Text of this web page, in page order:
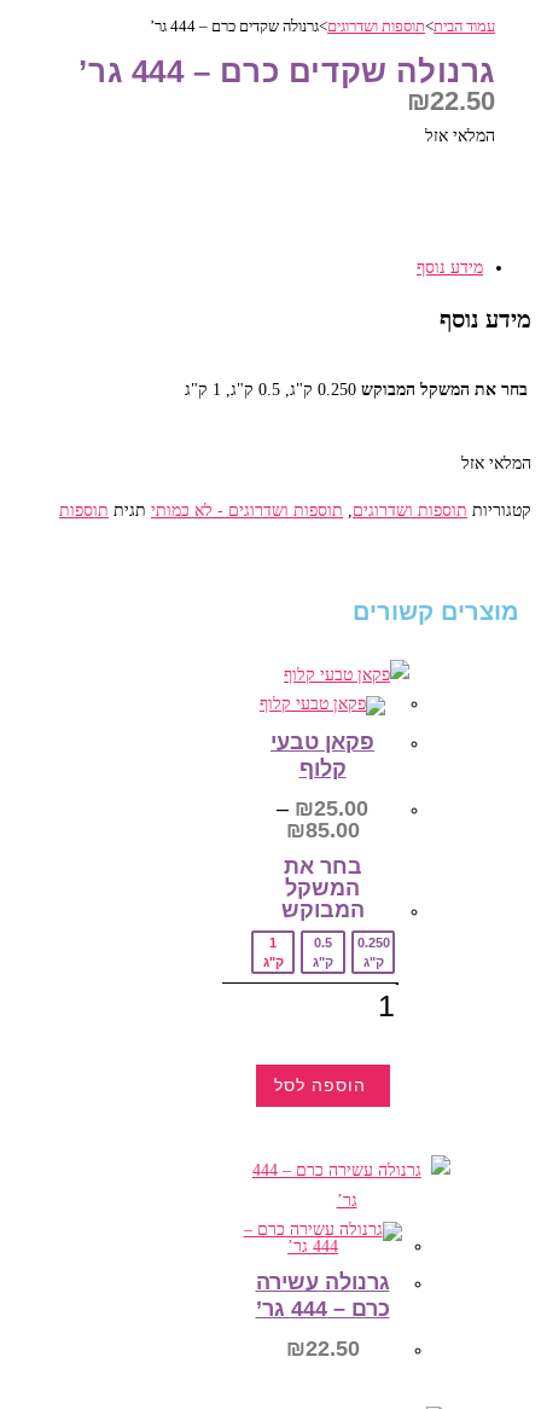
עמוד הבית>תוספות ושדרוגים>גרנולה שקדים כרם – 444 גר’
גרנולה שקדים כרם – 444 גר’
₪22.50
המלאי אזל
מידע נוסף
מידע נוסף
בחר את המשקל המבוקש‎ 0.250 ק"ג, 0.5 ק"ג, 1 ק"ג
המלאי אזל
קטגוריות תוספות ושדרוגים, תוספות ושדרוגים - לא כמותי תגית תוספות
מוצרים קשורים
פקאן טבעי
קלוף
₪25.00
–
₪85.00
טווח
עד
⁦₪85.00⁩
בחר את
המשקל
המבוקש‎
0.250
ק"ג
0.5
ק"ג
1
ק"ג
הוספה לסל
מספר
סוגים.
את
האפשרויות
המוצר
גרנולה עשירה
כרם – 444 גר’
₪22.50